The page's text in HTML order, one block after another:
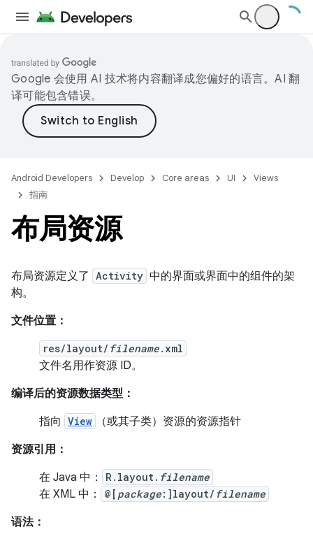
Google 会使用 AI 技术将内容翻译成您偏好的语言。AI 翻
译可能包含错误。
Android Developers Develop Core areas UI
Views
指南
布局资源
布局资源定义了 Activity 中的界面或界面中的组件的架
构。
文件位置：
res/layout/ filename.xml
文件名用作资源 ID。
编译后的资源数据类型：
指向 View
（或其子类）资源的资源指针
资源引用：
在 Java 中：
R.layout. filename
在 XML 中： @[ package:]layout/ filename
语法：